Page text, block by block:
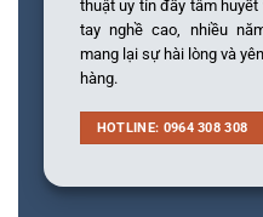
thuật uy tín đầy tâm
tay nghề cao, nhiều
mang lại sự hài lòng và
hàng.
HOTLINE: 0964 308 308